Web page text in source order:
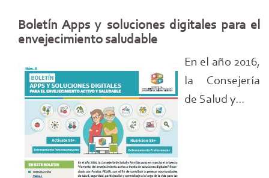
Boletín Apps y soluciones digitales para el
envejecimiento saludable
En el año 2016,
la Consejería
de Salud y...